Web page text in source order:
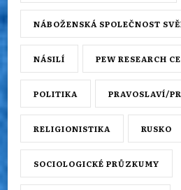
NÁBOŽENSKÁ SPOLEČNOST
NÁSILÍ PEW RESEARCH
POLITIKA PRAVOSLAVÍ/
RELIGIONISTIKA RUSKO
SOCIOLOGICKÉ PRŮZKUMY